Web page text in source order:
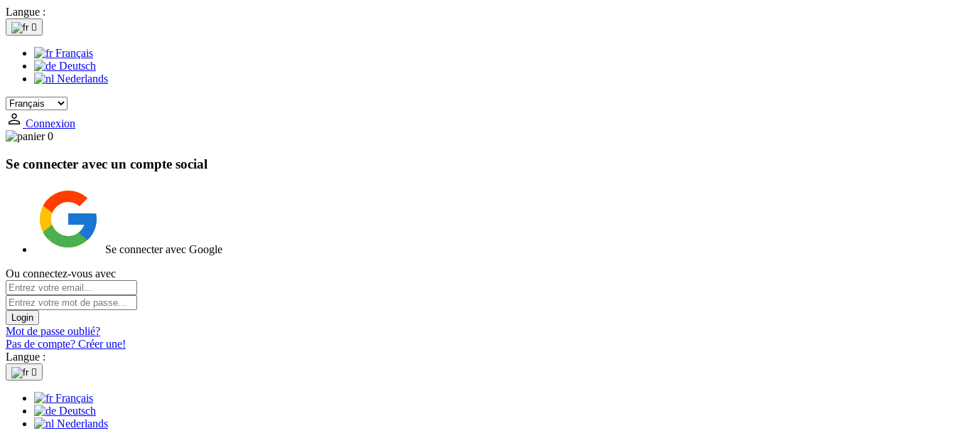
Langue :

Français
Deutsch
Nederlands
Connexion
0
Se connecter avec un compte social
Se connecter avec Google
Ou connectez-vous avec
Login
Mot de passe oublié?
Pas de compte? Créer une!
Langue :

Français
Deutsch
Nederlands